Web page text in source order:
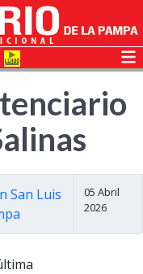
San Luis
05 Abril
2026